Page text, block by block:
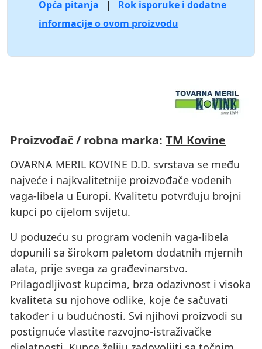
Opća pitanja |
Rok isporuke i dodatne
informacije o ovom proizvodu
Proizvođač / robna marka: TM Kovine
OVARNA MERIL KOVINE D.D. svrstava se među
najveće i najkvalitetnije proizvođače vodenih
vaga-libela u Europi. Kvalitetu potvrđuju brojni
kupci po cijelom svijetu.
U poduzeću su program vodenih vaga-libela
dopunili sa širokom paletom dodatnih mjernih
alata, prije svega za građevinarstvo.
Prilagodljivost kupcima, brza odazivnost i visoka
kvaliteta su njohove odlike, koje će sačuvati
također i u budućnosti. Svi njihovi proizvodi su
postignuće vlastite razvojno-istraživačke